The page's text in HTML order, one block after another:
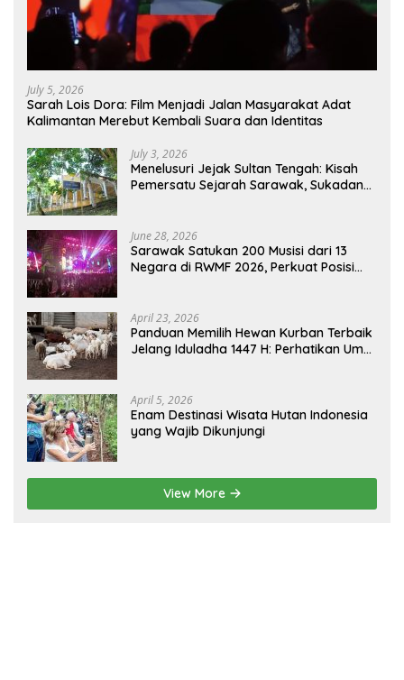
July 5, 2026
Sarah Lois Dora: Film Menjadi Jalan Masyarakat Adat
Kalimantan Merebut Kembali Suara dan Identitas
July 3, 2026
Menelusuri Jejak Sultan Tengah: Kisah
Pemersatu Sejarah Sarawak, Sukadana,
June 28, 2026
Sarawak Satukan 200 Musisi dari 13
Negara di RWMF 2026, Perkuat Posisi
April 23, 2026
Panduan Memilih Hewan Kurban Terbaik
Jelang Iduladha 1447 H: Perhatikan Umur
April 5, 2026
Enam Destinasi Wisata Hutan Indonesia
yang Wajib Dikunjungi
View More